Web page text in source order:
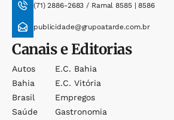
(71) 2886-2683 / Ramal 8585 | 8586
publicidade@grupoatarde.com.br
Canais e Editorias
Autos
Bahia
Brasil
Saúde
E.c. Bahia
E.c. Vitória
Empregos
Gastronomia